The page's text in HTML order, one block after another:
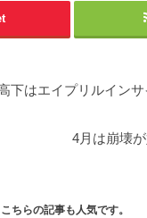
下はエイプリルインサ
4月は崩壊
こちらの記事も人気です。